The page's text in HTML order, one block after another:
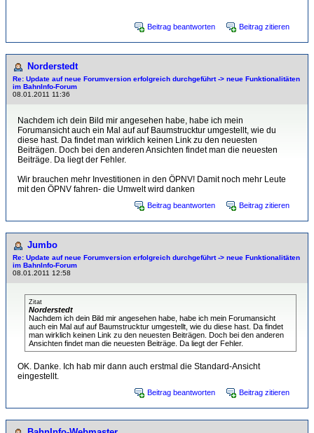
Beitrag beantworten Beitrag zitieren
Norderstedt
Re: Update auf neue Forumversion erfolgreich durchgeführt -> neue Funktionalitäten
im BahnInfo-Forum
08.01.2011 11:36
Nachdem ich dein Bild mir angesehen habe, habe ich mein
Forumansicht auch ein Mal auf auf Baumstrucktur umgestellt, wie du
diese hast. Da findet man wirklich keinen Link zu den neuesten
Beiträgen. Doch bei den anderen Ansichten findet man die neuesten
Beiträge. Da liegt der Fehler.
Wir brauchen mehr Investitionen in den ÖPNV! Damit noch mehr Leute
mit den ÖPNV fahren- die Umwelt wird danken
Beitrag beantworten Beitrag zitieren
Jumbo
Re: Update auf neue Forumversion erfolgreich durchgeführt -> neue Funktionalitäten
im BahnInfo-Forum
08.01.2011 12:58
Zitat
Norderstedt
Nachdem ich dein Bild mir angesehen habe, habe ich mein Forumansicht
auch ein Mal auf auf Baumstrucktur umgestellt, wie du diese hast. Da findet
man wirklich keinen Link zu den neuesten Beiträgen. Doch bei den anderen
Ansichten findet man die neuesten Beiträge. Da liegt der Fehler.
OK. Danke. Ich hab mir dann auch erstmal die Standard-Ansicht
eingestellt.
Beitrag beantworten Beitrag zitieren